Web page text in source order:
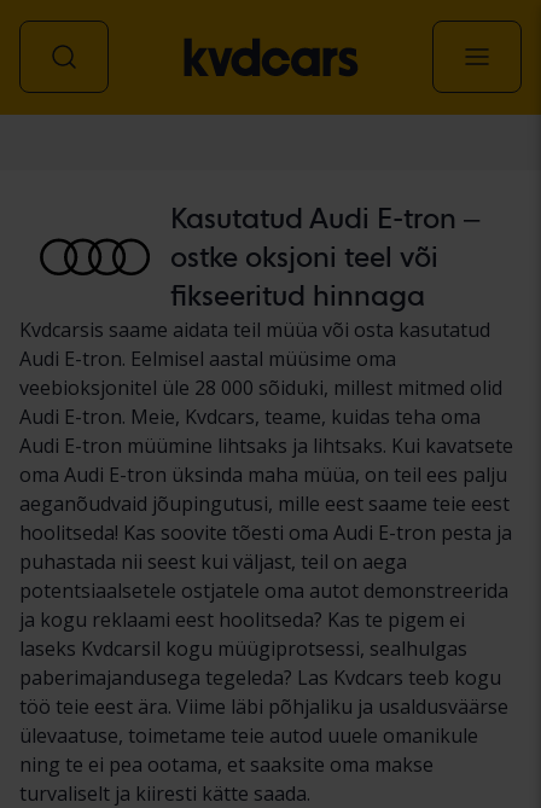
Kasutatud Audi E-tron –
ostke oksjoni teel või
fikseeritud hinnaga
Kvdcarsis saame aidata teil müüa või osta kasutatud
Audi E-tron. Eelmisel aastal müüsime oma
veebioksjonitel üle 28 000 sõiduki, millest mitmed olid
Audi E-tron. Meie, Kvdcars, teame, kuidas teha oma
Audi E-tron müümine lihtsaks ja lihtsaks. Kui kavatsete
oma Audi E-tron üksinda maha müüa, on teil ees palju
aeganõudvaid jõupingutusi, mille eest saame teie eest
hoolitseda! Kas soovite tõesti oma Audi E-tron pesta ja
puhastada nii seest kui väljast, teil on aega
potentsiaalsetele ostjatele oma autot demonstreerida
ja kogu reklaami eest hoolitseda? Kas te pigem ei
laseks Kvdcarsil kogu müügiprotsessi, sealhulgas
paberimajandusega tegeleda? Las Kvdcars teeb kogu
töö teie eest ära. Viime läbi põhjaliku ja usaldusväärse
ülevaatuse, toimetame teie autod uuele omanikule
ning te ei pea ootama, et saaksite oma makse
turvaliselt ja kiiresti kätte saada.